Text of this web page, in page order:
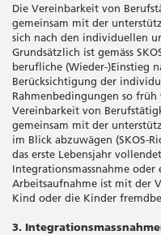
Die Vereinbarkeit von
gemeinsam mit der
sich nach den individuellen
Grundsätzlich ist gemäss
berufliche (Wieder-)Einstieg
Berücksichtigung der
Rahmenbedingungen so
Vereinbarkeit von
gemeinsam mit der
im Blick abzuwägen (SKOS-
das erste Lebensjahr
Integrationsmassnahme
Arbeitsaufnahme ist mit der
Kind oder die Kinder
3.